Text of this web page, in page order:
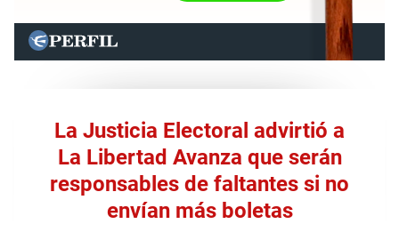
La Justicia Electoral advirtió a
La Libertad Avanza que serán
responsables de faltantes si no
envían más boletas